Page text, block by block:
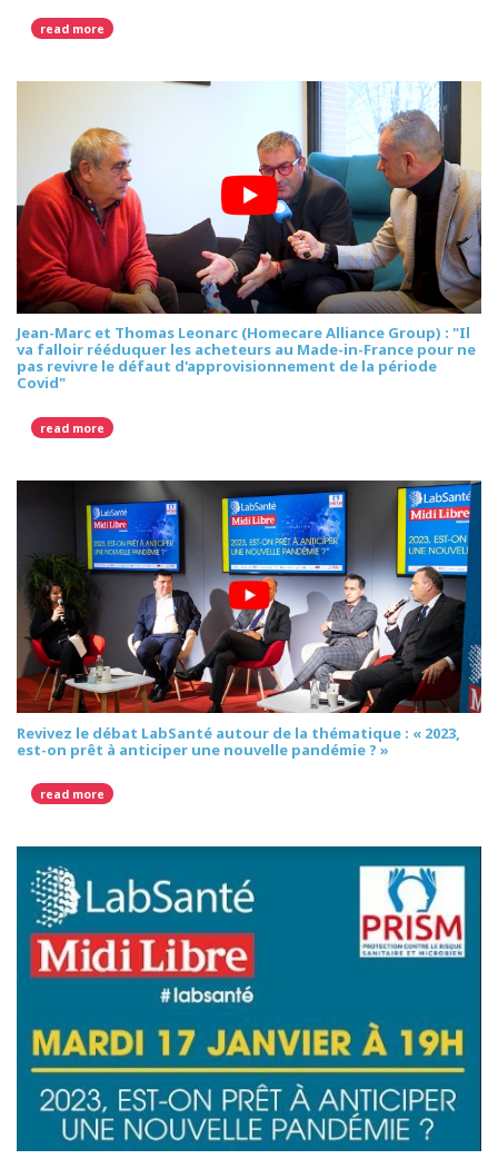
read more
Jean-Marc et Thomas Leonarc (Homecare Alliance Group) : "Il
va falloir rééduquer les acheteurs au Made-in-France pour ne
pas revivre le défaut d'approvisionnement de la période
Covid"
read more
Revivez le débat LabSanté autour de la thématique : « 2023,
est-on prêt à anticiper une nouvelle pandémie ? »
read more